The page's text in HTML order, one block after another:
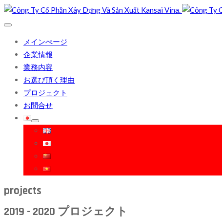
メインぺージ
企業情報
業務内容
お選び頂く理由
プロジェクト
お問合せ
projects
2019 - 2020 プロジェクト